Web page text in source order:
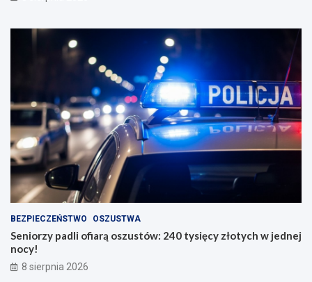
BEZPIECZEŃSTWO OSZUSTWA
Seniorzy padli ofiarą oszustów: 240 tysięcy złotych w jednej
nocy!
8 sierpnia 2026